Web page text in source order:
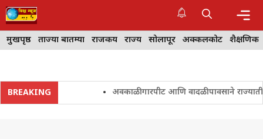
Skip
to
content
मुखपृष्ठ ताज्या बातम्या राजकीय राज्य सोलापूर अक्कलकोट शैक्षणिक
BREAKING अवकाळी गारपीट आणि वादळी पावसाने राज्यातील